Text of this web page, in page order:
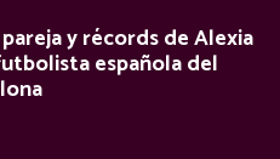
y récords de Alexia
española del